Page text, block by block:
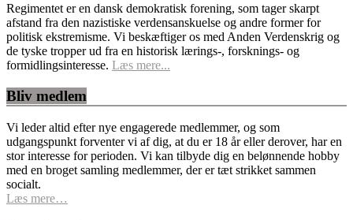
Regimentet er en dansk demokratisk forening, som tager skarpt
afstand fra den nazistiske verdensanskuelse og andre former for
politisk ekstremisme. Vi beskæftiger os med Anden Verdenskrig og
de tyske tropper ud fra en historisk lærings-, forsknings- og
formidlingsinteresse. Læs mere...
Bliv medlem
Vi leder altid efter nye engagerede medlemmer, og som
udgangspunkt forventer vi af dig, at du er 18 år eller derover, har en
stor interesse for perioden. Vi kan tilbyde dig en belønnende hobby
med en broget samling medlemmer, der er tæt strikket sammen
socialt.
Læs mere…